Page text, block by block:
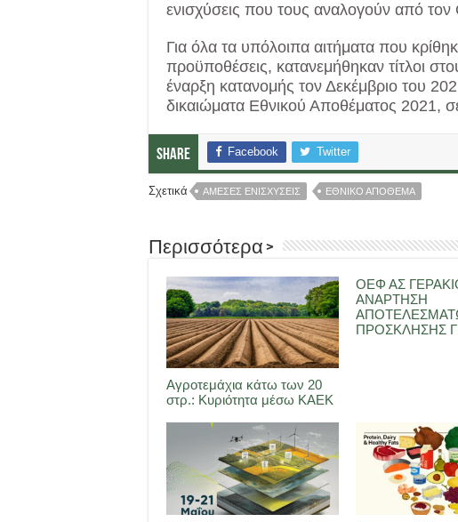
ενισχύσεις που τους αναλογούν από
Για όλα τα υπόλοιπα αιτήματα που
προϋποθέσεις, κατανεμήθηκαν τίτλοι
έναρξη κατανομής τον Δεκέμβριο του
δικαιώματα Εθνικού Αποθέματος 2021,
Share Facebook Twitter
Σχετικά ΑΜΕΣΕΣ ΕΝΙΣΧΥΣΕΙΣ ΕΘΝΙΚΟ ΑΠΟΘΕΜΑ
Περισσότερα >
Αγροτεμάχια κάτω των 20
στρ.: Κυριότητα μέσω ΚΑΕΚ
ΟΕΦ ΑΣ
ΑΝΑΡΤΗΣΗ
ΠΡΟΣΚΛΗΣΗΣ